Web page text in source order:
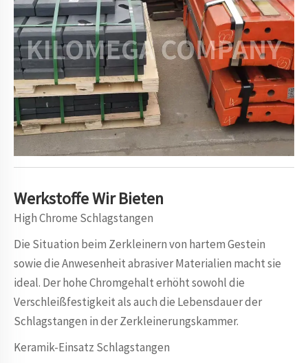
WerkstoffeWirBieten
High Chrome Schlagstangen
Die Situation beim Zerkleinern von hartem Gestein
sowie die Anwesenheit abrasiver Materialien macht sie
ideal. Der hohe Chromgehalt erhöht sowohl die
Verschleißfestigkeit als auch die Lebensdauer der
Schlagstangen in der Zerkleinerungskammer.
Keramik-Einsatz Schlagstangen